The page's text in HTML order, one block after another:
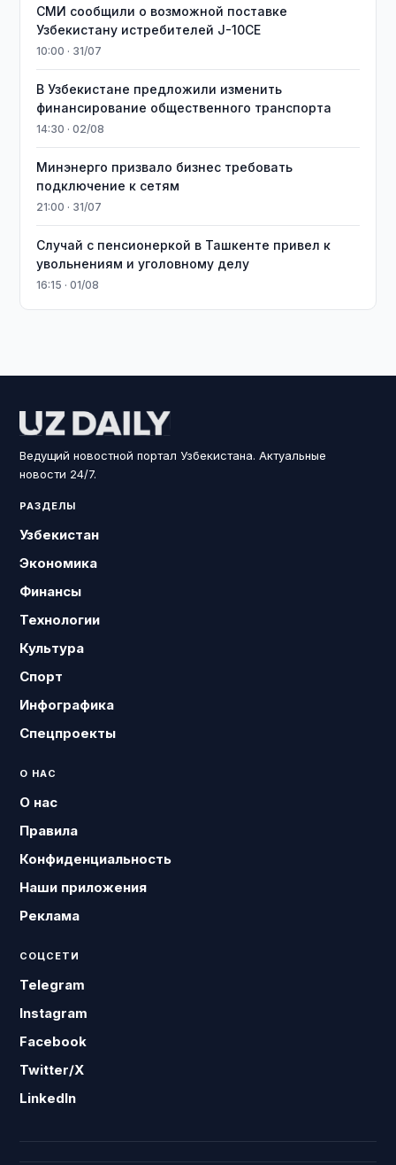
СМИ сообщили о возможной поставке
Узбекистану истребителей J-10CE
10:00 · 31/07
В Узбекистане предложили изменить
финансирование общественного транспорта
14:30 · 02/08
Минэнерго призвало бизнес требовать
подключение к сетям
21:00 · 31/07
Случай с пенсионеркой в Ташкенте привел к
увольнениям и уголовному делу
16:15 · 01/08
Ведущий новостной портал Узбекистана. Актуальные
новости 24/7.
РАЗДЕЛЫ
Узбекистан
Экономика
Финансы
Технологии
Культура
Спорт
Инфографика
Спецпроекты
О НАС
О нас
Правила
Конфиденциальность
Наши приложения
Реклама
СОЦСЕТИ
Telegram
Instagram
Facebook
Twitter/X
LinkedIn